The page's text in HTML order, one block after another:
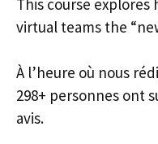
virtual teams the
À l’heure où nous
298+ personnes ont
avis.